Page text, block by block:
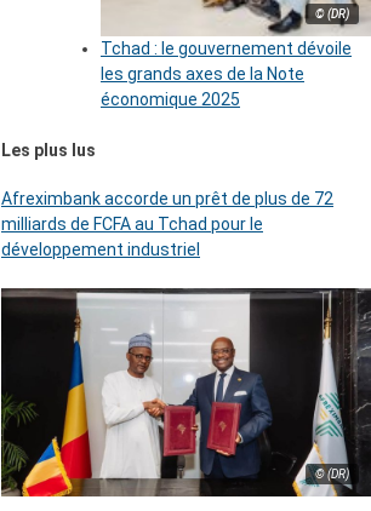
© (DR)
Tchad : le gouvernement dévoile
les grands axes de la Note
économique 2025
Les plus lus
Afreximbank accorde un prêt de plus de 72
milliards de FCFA au Tchad pour le
développement industriel
© (DR)